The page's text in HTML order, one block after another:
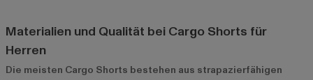
Materialien und Qualität bei Cargo Shorts für
Herren
Die meisten Cargo Shorts bestehen aus strapazierfähigen